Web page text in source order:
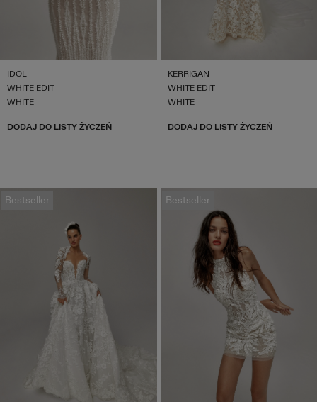
IDOL
WHITE EDIT
WHITE
DODAJ DO LISTY ŻYCZEŃ
KERRIGAN
WHITE EDIT
WHITE
DODAJ DO LISTY ŻYCZEŃ
Bestseller Bestseller